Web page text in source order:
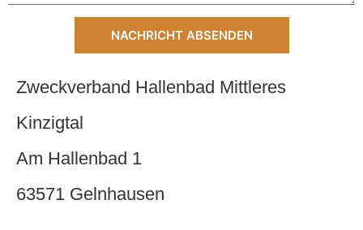
NACHRICHT ABSENDEN
Zweckverband Hallenbad Mittleres
Kinzigtal
Am Hallenbad 1
63571 Gelnhausen